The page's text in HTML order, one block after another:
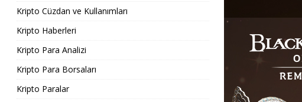
Kripto Cüzdan ve Kullanımları
Kripto Haberleri
Kripto Para Analizi
Kripto Para Borsaları
Kripto Paralar